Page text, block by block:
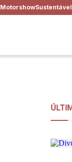
MotorshowSustentável